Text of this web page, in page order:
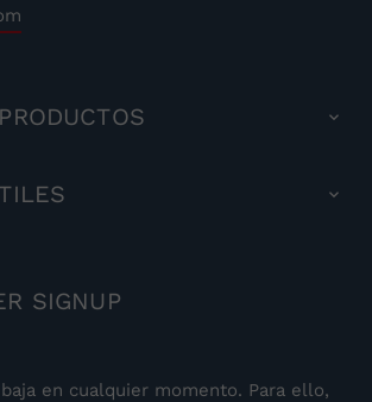
PRODUCTOS 

SIGNUP
en cualquier momento. Para ello,